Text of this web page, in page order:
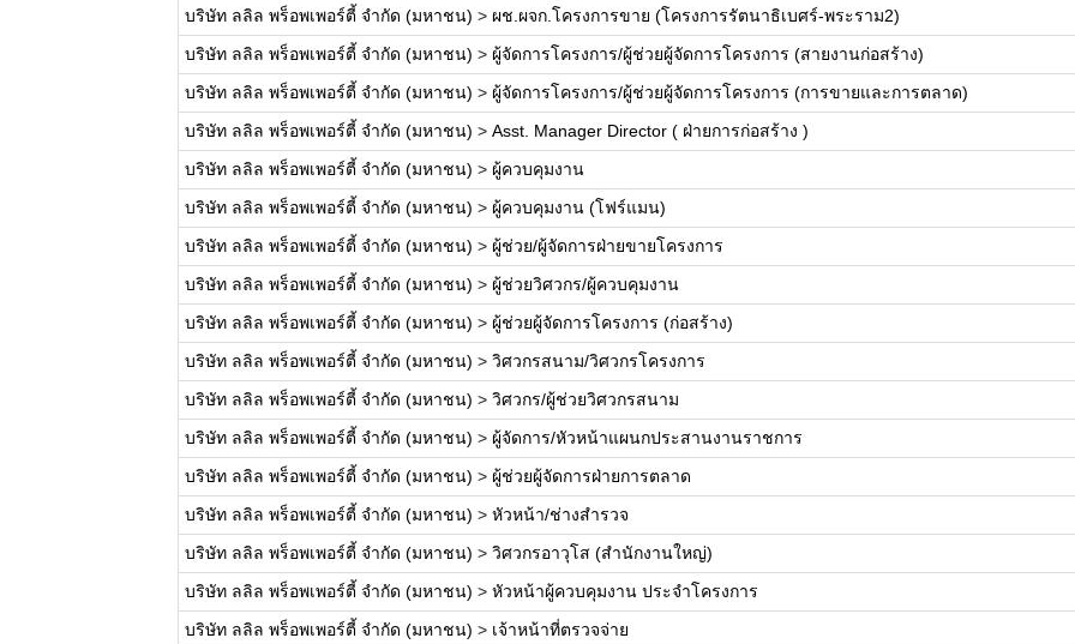
บริษัท ลลิล พร็อพเพอร์ตี้ จำกัด (มหาชน) > ผช.ผจก.โครงการขาย (โครงการรัตนาธิเบศร์-พระราม2)
บริษัท ลลิล พร็อพเพอร์ตี้ จำกัด (มหาชน) > ผู้จัดการโครงการ/ผู้ช่วยผู้จัดการโครงการ (สายงานก่อสร้าง)
บริษัท ลลิล พร็อพเพอร์ตี้ จำกัด (มหาชน) > ผู้จัดการโครงการ/ผู้ช่วยผู้จัดการโครงการ (การขายและการตลาด)
บริษัท ลลิล พร็อพเพอร์ตี้ จำกัด (มหาชน) > Asst. Manager Director ( ฝ่ายการก่อสร้าง )
บริษัท ลลิล พร็อพเพอร์ตี้ จำกัด (มหาชน) > ผู้ควบคุมงาน
บริษัท ลลิล พร็อพเพอร์ตี้ จำกัด (มหาชน) > ผู้ควบคุมงาน (โฟร์แมน)
บริษัท ลลิล พร็อพเพอร์ตี้ จำกัด (มหาชน) > ผู้ช่วย/ผู้จัดการฝ่ายขายโครงการ
บริษัท ลลิล พร็อพเพอร์ตี้ จำกัด (มหาชน) > ผู้ช่วยวิศวกร/ผู้ควบคุมงาน
บริษัท ลลิล พร็อพเพอร์ตี้ จำกัด (มหาชน) > ผู้ช่วยผู้จัดการโครงการ (ก่อสร้าง)
บริษัท ลลิล พร็อพเพอร์ตี้ จำกัด (มหาชน) > วิศวกรสนาม/วิศวกรโครงการ
บริษัท ลลิล พร็อพเพอร์ตี้ จำกัด (มหาชน) > วิศวกร/ผู้ช่วยวิศวกรสนาม
บริษัท ลลิล พร็อพเพอร์ตี้ จำกัด (มหาชน) > ผู้จัดการ/หัวหน้าแผนกประสานงานราชการ
บริษัท ลลิล พร็อพเพอร์ตี้ จำกัด (มหาชน) > ผู้ช่วยผู้จัดการฝ่ายการตลาด
บริษัท ลลิล พร็อพเพอร์ตี้ จำกัด (มหาชน) > หัวหน้า/ช่างสำรวจ
บริษัท ลลิล พร็อพเพอร์ตี้ จำกัด (มหาชน) > วิศวกรอาวุโส (สำนักงานใหญ่)
บริษัท ลลิล พร็อพเพอร์ตี้ จำกัด (มหาชน) > หัวหน้าผู้ควบคุมงาน ประจำโครงการ
บริษัท ลลิล พร็อพเพอร์ตี้ จำกัด (มหาชน) > เจ้าหน้าที่ตรวจจ่าย